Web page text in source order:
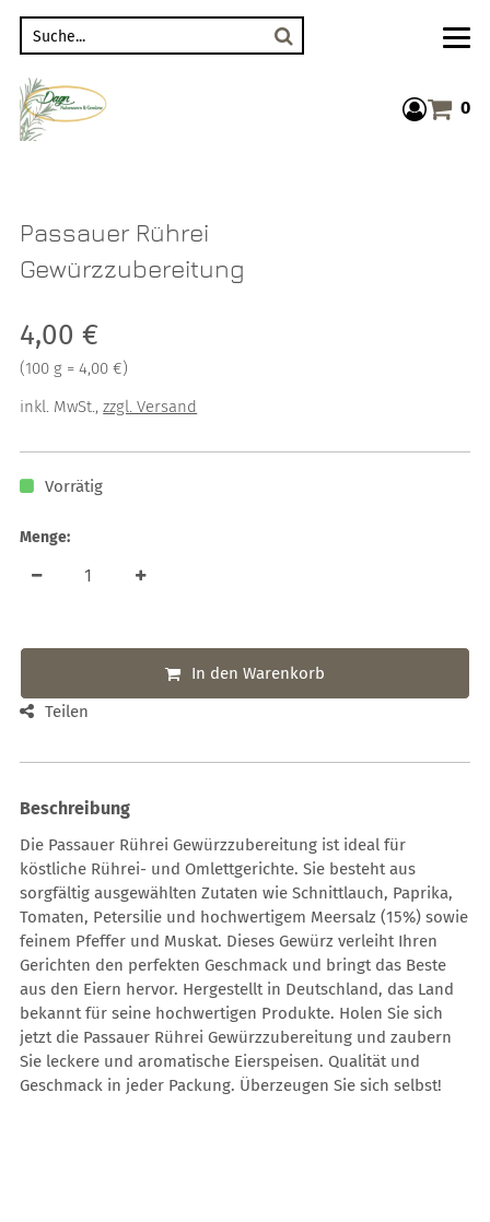
0
Passauer Rührei
Gewürzzubereitung
Verkaufspreis: 4,00 €
4,00 €
Preis pro 100 g = 4,00 €
(100 g = 4,00 €)
inkl. MwSt.,zzgl. Versand
Vorrätig
Menge:
In den Warenkorb
Teilen
Beschreibung
Die Passauer Rührei Gewürzzubereitung ist ideal für
köstliche Rührei- und Omlettgerichte. Sie besteht aus
sorgfältig ausgewählten Zutaten wie Schnittlauch, Paprika,
Tomaten, Petersilie und hochwertigem Meersalz (15%) sowie
feinem Pfeffer und Muskat. Dieses Gewürz verleiht Ihren
Gerichten den perfekten Geschmack und bringt das Beste
aus den Eiern hervor. Hergestellt in Deutschland, das Land
bekannt für seine hochwertigen Produkte. Holen Sie sich
jetzt die Passauer Rührei Gewürzzubereitung und zaubern
Sie leckere und aromatische Eierspeisen. Qualität und
Geschmack in jeder Packung. Überzeugen Sie sich selbst!